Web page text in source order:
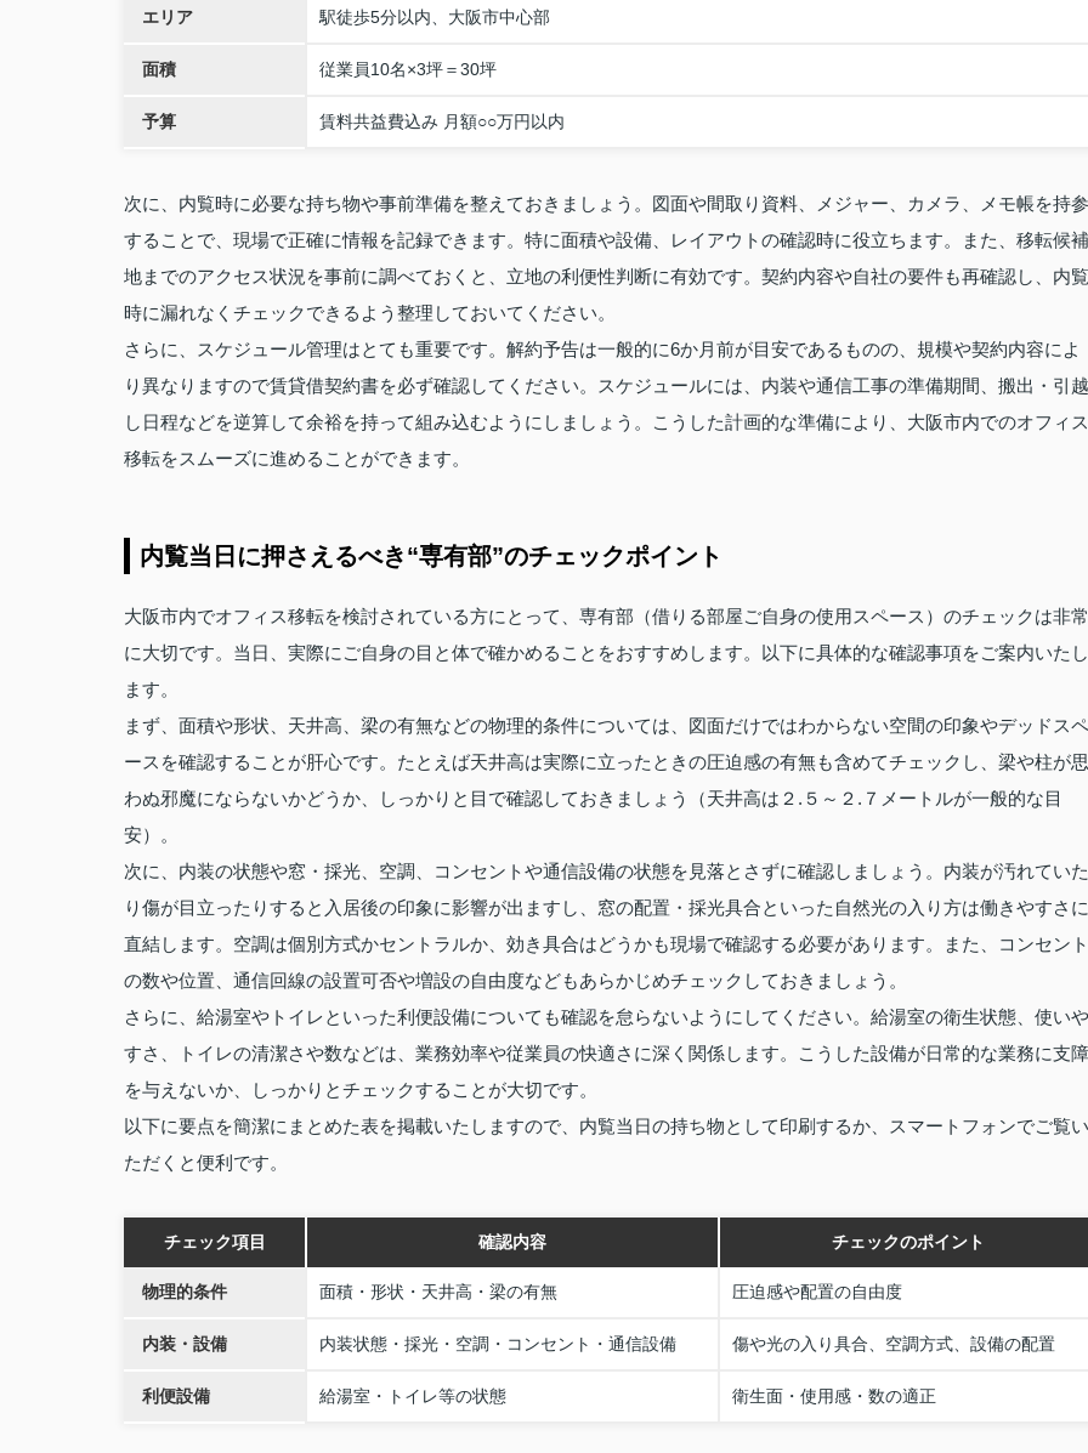
エリア 駅徒歩5分以内、大阪市中心部
面積 従業員10名×3坪＝30坪
予算 賃料共益費込み 月額○○万円以内
次に、内覧時に必要な持ち物や事前準備を整えておきましょう。図面や間取り資料、メジャー、カメラ、メモ帳を持参
することで、現場で正確に情報を記録できます。特に面積や設備、レイアウトの確認時に役立ちます。また、移転候補
地までのアクセス状況を事前に調べておくと、立地の利便性判断に有効です。契約内容や自社の要件も再確認し、内覧
時に漏れなくチェックできるよう整理しておいてください。
さらに、スケジュール管理はとても重要です。解約予告は一般的に6か月前が目安であるものの、規模や契約内容によ
り異なりますので賃貸借契約書を必ず確認してください。スケジュールには、内装や通信工事の準備期間、搬出・引越
し日程などを逆算して余裕を持って組み込むようにしましょう。こうした計画的な準備により、大阪市内でのオフィス
移転をスムーズに進めることができます。
内覧当日に押さえるべき“専有部”のチェックポイント
大阪市内でオフィス移転を検討されている方にとって、専有部（借りる部屋ご自身の使用スペース）のチェックは非常
に大切です。当日、実際にご自身の目と体で確かめることをおすすめします。以下に具体的な確認事項をご案内いたし
ます。
まず、面積や形状、天井高、梁の有無などの物理的条件については、図面だけではわからない空間の印象やデッドスペ
ースを確認することが肝心です。たとえば天井高は実際に立ったときの圧迫感の有無も含めてチェックし、梁や柱が思
わぬ邪魔にならないかどうか、しっかりと目で確認しておきましょう（天井高は２.５～２.７メートルが一般的な目
安）。
次に、内装の状態や窓・採光、空調、コンセントや通信設備の状態を見落とさずに確認しましょう。内装が汚れていた
り傷が目立ったりすると入居後の印象に影響が出ますし、窓の配置・採光具合といった自然光の入り方は働きやすさに
直結します。空調は個別方式かセントラルか、効き具合はどうかも現場で確認する必要があります。また、コンセント
の数や位置、通信回線の設置可否や増設の自由度などもあらかじめチェックしておきましょう。
さらに、給湯室やトイレといった利便設備についても確認を怠らないようにしてください。給湯室の衛生状態、使いや
すさ、トイレの清潔さや数などは、業務効率や従業員の快適さに深く関係します。こうした設備が日常的な業務に支障
を与えないか、しっかりとチェックすることが大切です。
以下に要点を簡潔にまとめた表を掲載いたしますので、内覧当日の持ち物として印刷するか、スマートフォンでご覧い
ただくと便利です。
チェック項目 確認内容 チェックのポイント
物理的条件 面積・形状・天井高・梁の有無 圧迫感や配置の自由度
内装・設備 内装状態・採光・空調・コンセント・通信設備 傷や光の入り具合、空調方式、設備の配置
利便設備 給湯室・トイレ等の状態 衛生面・使用感・数の適正